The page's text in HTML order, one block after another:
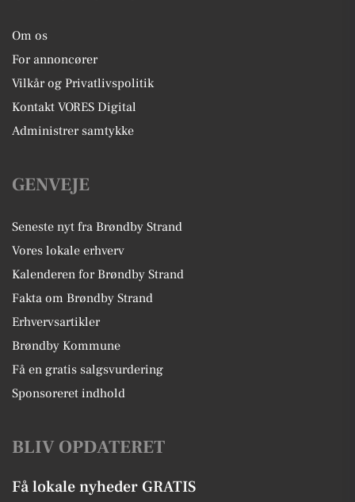
Om os
For annoncører
Vilkår og Privatlivspolitik
Kontakt VORES Digital
Administrer samtykke
GENVEJE
Seneste nyt fra Brøndby Strand
Vores lokale erhverv
Kalenderen for Brøndby Strand
Fakta om Brøndby Strand
Erhvervsartikler
Brøndby Kommune
Få en gratis salgsvurdering
Sponsoreret indhold
BLIV OPDATERET
Få lokale nyheder GRATIS